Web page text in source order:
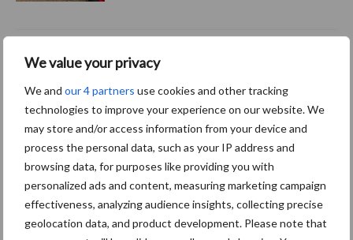
We value your privacy
We and our 4 partners use cookies and other tracking
technologies to improve your experience on our website. We
may store and/or access information from your device and
process the personal data, such as your IP address and
browsing data, for purposes like providing you with
personalized ads and content, measuring marketing campaign
effectiveness, analyzing audience insights, collecting precise
geolocation data, and product development. Please note that
Provincie Antwerpen breidt
onttrekkingsverbod uit:
geen water meer
oppompen uit onbevaarbare
waterlopen
Meer lezen over: